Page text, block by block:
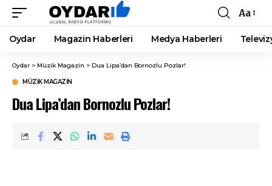
Font
Resizer
Aa
Oydar Magazin Haberleri Medya Haberleri
Oydar > Müzik Magazin > Dua Lipa’dan Bornozlu Pozlar!
MÜZIK MAGAZIN
Dua Lipa’dan Bornozlu Pozlar!